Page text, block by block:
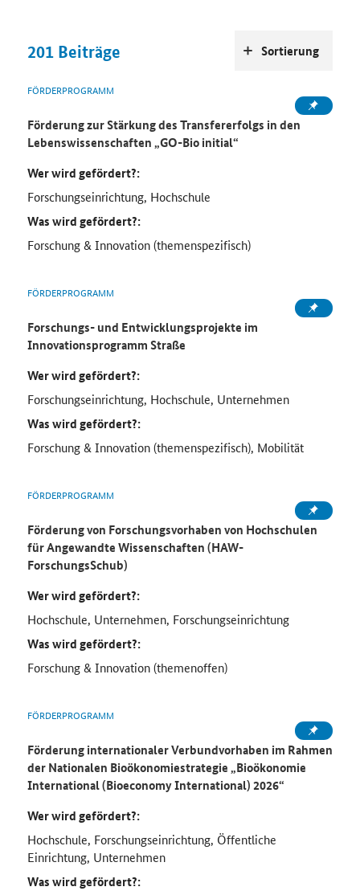
201 Beiträge
FÖRDERPROGRAMM
Förderungzur Stärkung des Transfererfolgs in den
Lebenswissenschaften „GO-Bio initial“
Wer wird gefördert?:
Forschungseinrichtung, Hochschule
Was wird gefördert?:
Forschung & Innovation (themenspezifisch)
FÖRDERPROGRAMM
Forschungs- und Entwicklungsprojekte im
Innovationsprogramm Straße
Wer wird gefördert?:
Forschungseinrichtung, Hochschule, Unternehmen
Was wird gefördert?:
Forschung & Innovation (themenspezifisch), Mobilität
FÖRDERPROGRAMM
Förderung von Forschungsvorhaben von Hochschulen
für Angewandte Wissenschaften (HAW-
ForschungsSchub)
Wer wird gefördert?:
Hochschule, Unternehmen, Forschungseinrichtung
Was wird gefördert?:
Forschung & Innovation (themenoffen)
FÖRDERPROGRAMM
Förderung internationaler Verbundvorhaben im Rahmen
der Nationalen Bioökonomiestrategie „Bioökonomie
International (Bioeconomy International) 2026“
Wer wird gefördert?:
Hochschule, Forschungseinrichtung, Öffentliche
Einrichtung, Unternehmen
Was wird gefördert?:
Sortierung